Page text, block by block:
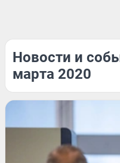
Новости и
марта 2020